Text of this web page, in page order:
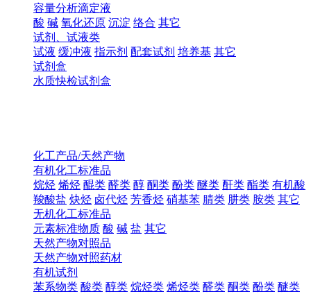
容量分析滴定液
酸 碱 氧化还原 沉淀 络合 其它
试剂、试液类
试液 缓冲液 指示剂 配套试剂 培养基 其它
试剂盒
水质快检试剂盒
化工产品/天然产物
有机化工标准品
烷烃 烯烃 醌类 醛类 醇 酮类 酚类 醚类 酐类 酯类 有机酸
羧酸盐 炔烃 卤代烃 芳香烃 硝基苯 腈类 肼类 胺类 其它
无机化工标准品
元素标准物质 酸 碱 盐 其它
天然产物对照品
天然产物对照药材
有机试剂
苯系物类 酸类 醇类 烷烃类 烯烃类 醛类 酮类 酚类 醚类